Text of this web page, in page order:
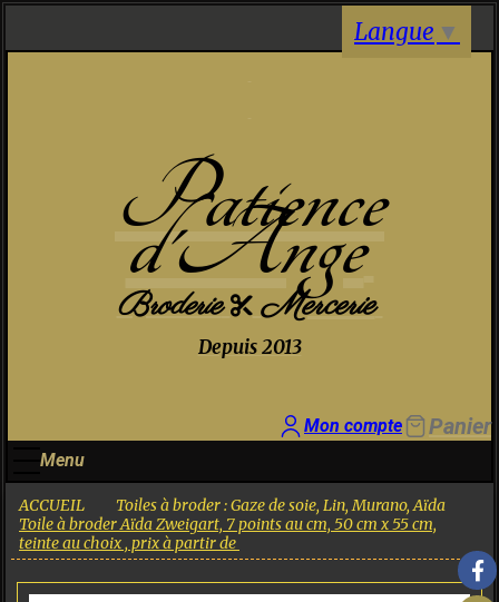
Patience
d'Ange
Broderie  Mercerie
Depuis 2013
Mon compte Panier
ACCUEIL
Toiles à broder : Gaze de soie, Lin, Murano, Aïda
Toile à broder Aïda Zweigart, 7 points au cm, 50 cm x 55 cm,
teinte au choix , prix à partir de
Langue ▼
Panneau de gestion des cookies